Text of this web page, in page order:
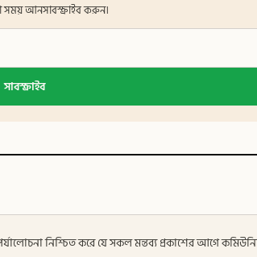
সময় আনসাবস্ক্রাইব করুন।
সাবস্ক্রাইব
নিশ্চিত করে যে সকল মন্তব্য প্রকাশের আগে